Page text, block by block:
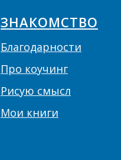
ЗНАКОМСТВО
Благодарности
Про коучинг
Рисую смысл
Мои книги